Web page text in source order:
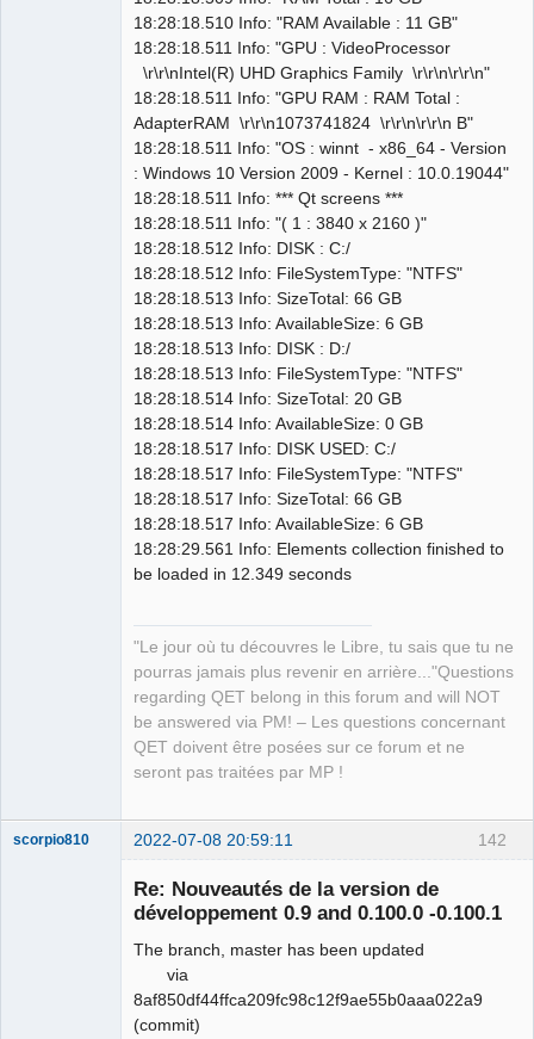
18:28:18.510 Info: "RAM Available : 11 GB"
18:28:18.511 Info: "GPU : VideoProcessor
\r\r\nIntel(R) UHD Graphics Family \r\r\n\r\r\n"
18:28:18.511 Info: "GPU RAM : RAM Total :
AdapterRAM \r\r\n1073741824 \r\r\n\r\r\n B"
18:28:18.511 Info: "OS : winnt - x86_64 - Version
: Windows 10 Version 2009 - Kernel : 10.0.19044"
18:28:18.511 Info: *** Qt screens ***
18:28:18.511 Info: "( 1 : 3840 x 2160 )"
18:28:18.512 Info: DISK : C:/
18:28:18.512 Info: FileSystemType: "NTFS"
18:28:18.513 Info: SizeTotal: 66 GB
18:28:18.513 Info: AvailableSize: 6 GB
18:28:18.513 Info: DISK : D:/
18:28:18.513 Info: FileSystemType: "NTFS"
18:28:18.514 Info: SizeTotal: 20 GB
18:28:18.514 Info: AvailableSize: 0 GB
18:28:18.517 Info: DISK USED: C:/
18:28:18.517 Info: FileSystemType: "NTFS"
18:28:18.517 Info: SizeTotal: 66 GB
18:28:18.517 Info: AvailableSize: 6 GB
18:28:29.561 Info: Elements collection finished to
be loaded in 12.349 seconds
"Le jour où tu découvres le Libre, tu sais que tu ne
pourras jamais plus revenir en arrière..."Questions
regarding QET belong in this forum and will NOT
be answered via PM! – Les questions concernant
QET doivent être posées sur ce forum et ne
seront pas traitées par MP !
142
scorpio810 2022-07-08 20:59:11
Re: Nouveautés de la version de
développement 0.9 and 0.100.0 -0.100.1
The branch, master has been updated
via
8af850df44ffca209fc98c12f9ae55b0aaa022a9
(commit)